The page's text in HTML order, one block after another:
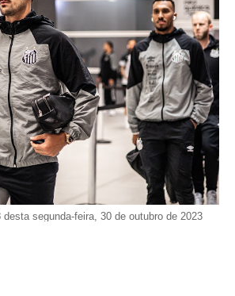
desta segunda-feira, 30 de outubro de 2023